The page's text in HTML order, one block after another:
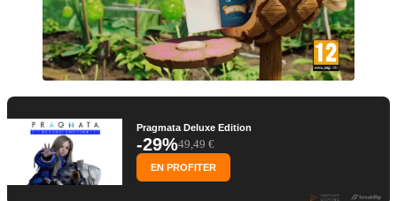
Pragmata Deluxe Edition
-29%49,49 €
EN PROFITER